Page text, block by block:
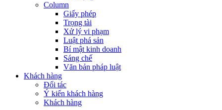
Column
Giấy phép
Trọng tài
Xử lý vi phạm
Luật phá sản
Bí mật kinh doanh
Sáng chế
Văn bản pháp luật
Khách hàng
Đối tác
Ý kiến khách hàng
Khách hàng